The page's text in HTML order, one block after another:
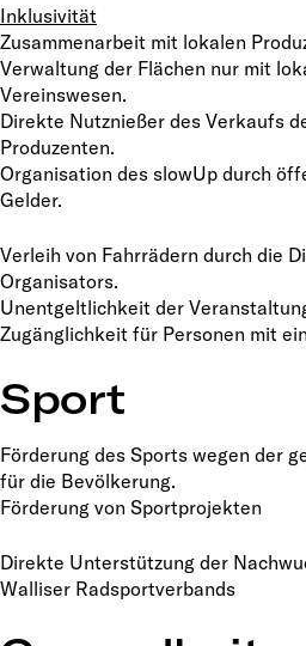
Inklusivität
Zusammenarbeit mit lokalen
Verwaltung der Flächen nur mit
Vereinswesen.
Direkte Nutznießer des Verkaufs
Produzenten.
Organisation des slowUp durch
Gelder.
Verleih von Fahrrädern durch die
Organisators.
Unentgeltlichkeit der
Zugänglichkeit für Personen mit
Sport
Förderung des Sports wegen der
für die Bevölkerung.
Förderung von Sportprojekten
Direkte Unterstützung der
Walliser Radsportverbands